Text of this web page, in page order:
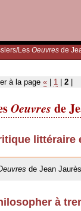
/Les Oeuvres de
à la page « 1 2
Oeuvres de
littéraire
de Jean
à